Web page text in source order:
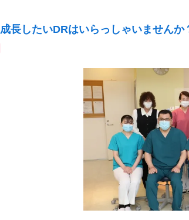
長したいDRはいらっしゃいませんか